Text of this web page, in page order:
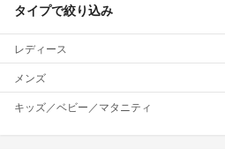
タイプで絞り込み
レディース
メンズ
キッズ／ベビー／マタニティ